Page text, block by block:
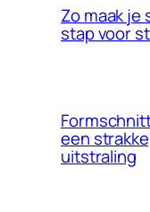
Zo maak
stap voor
een
uitstraling